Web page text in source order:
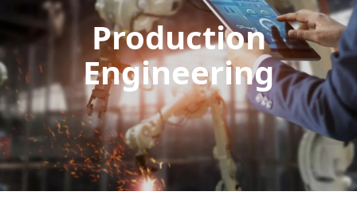
Production
Engineering